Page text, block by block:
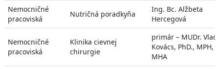
Nemocničné
pracoviská
Nutričná poradkyňa
Ing. Bc. Alžbeta
Hercegová
Nemocničné
pracoviská
Klinika cievnej
chirurgie
primár – MUDr.
Kovács, PhD., MPH,
MHA